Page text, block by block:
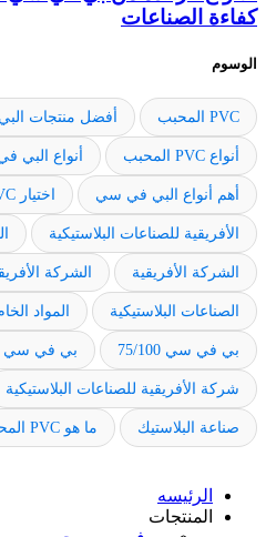
كفاءة الصناعات
الوسوم
PVC المحبب أفضل منتجات
أنواع PVC المحبب أنواع البي
أهم أنواع البي في سي اختيار PVC المحبب
الأفريقية للصناعات البلاستيكية
الشركة الأفريقية الشركة
الصناعات البلاستيكية المواد
بي في سي 75/100 بي في سي 80/100
شركة الأفريقية للصناعات البلاستيكية
صناعة البلاستيك ما هو PVC المحبب
الرئيسه
المنتجات